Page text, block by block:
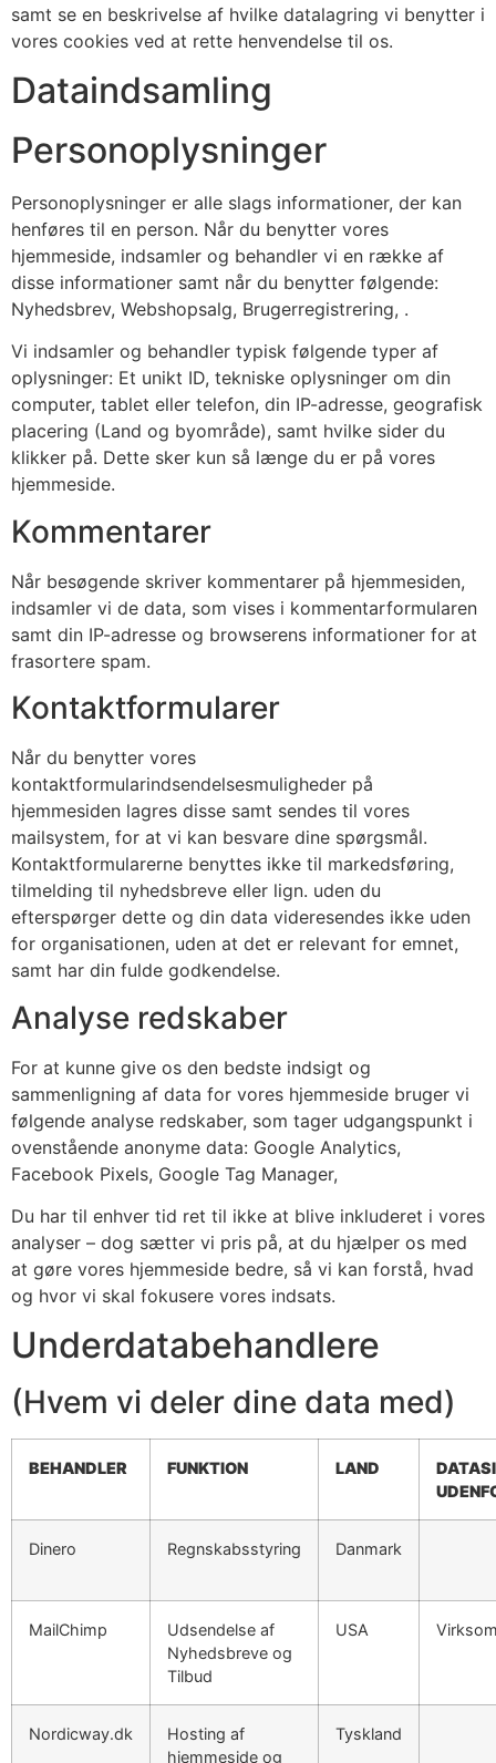
samt se en beskrivelse af hvilke datalagring vi benytter i
vores cookies ved at rette henvendelse til os.
Dataindsamling
Personoplysninger
Personoplysninger er alle slags informationer, der kan
henføres til en person. Når du benytter vores
hjemmeside, indsamler og behandler vi en række af
disse informationer samt når du benytter følgende:
Nyhedsbrev, Webshopsalg, Brugerregistrering, .
Vi indsamler og behandler typisk følgende typer af
oplysninger: Et unikt ID, tekniske oplysninger om din
computer, tablet eller telefon, din IP-adresse, geografisk
placering (Land og byområde), samt hvilke sider du
klikker på. Dette sker kun så længe du er på vores
hjemmeside.
Kommentarer
Når besøgende skriver kommentarer på hjemmesiden,
indsamler vi de data, som vises i kommentarformularen
samt din IP-adresse og browserens informationer for at
frasortere spam.
Kontaktformularer
Når du benytter vores
kontaktformularindsendelsesmuligheder på
hjemmesiden lagres disse samt sendes til vores
mailsystem, for at vi kan besvare dine spørgsmål.
Kontaktformularerne benyttes ikke til markedsføring,
tilmelding til nyhedsbreve eller lign. uden du
efterspørger dette og din data videresendes ikke uden
for organisationen, uden at det er relevant for emnet,
samt har din fulde godkendelse.
Analyse redskaber
For at kunne give os den bedste indsigt og
sammenligning af data for vores hjemmeside bruger vi
følgende analyse redskaber, som tager udgangspunkt i
ovenstående anonyme data: Google Analytics,
Facebook Pixels, Google Tag Manager,
Du har til enhver tid ret til ikke at blive inkluderet i vores
analyser – dog sætter vi pris på, at du hjælper os med
at gøre vores hjemmeside bedre, så vi kan forstå, hvad
og hvor vi skal fokusere vores indsats.
Underdatabehandlere
(Hvem vi deler dine data med)
BEHANDLER FUNKTION LAND
Dinero Regnskabsstyring Danmark
MailChimp
Udsendelse af
Nyhedsbreve og
Tilbud
USA
Nordicway.dk
Hosting af
hjemmeside og
Tyskland